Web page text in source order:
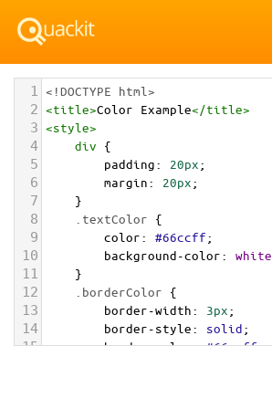
1 <!DOCTYPE html>
2 <title>Color Example</title>
3 <style>
4 div {
5 padding: 20px;
6 margin: 20px;
7 }
8 .textColor {
9 color: #66ccff;
10 background-color: white
11 }
12 .borderColor {
13 border-width: 3px;
14 border-style: solid;
15 border-color: #66ccff;